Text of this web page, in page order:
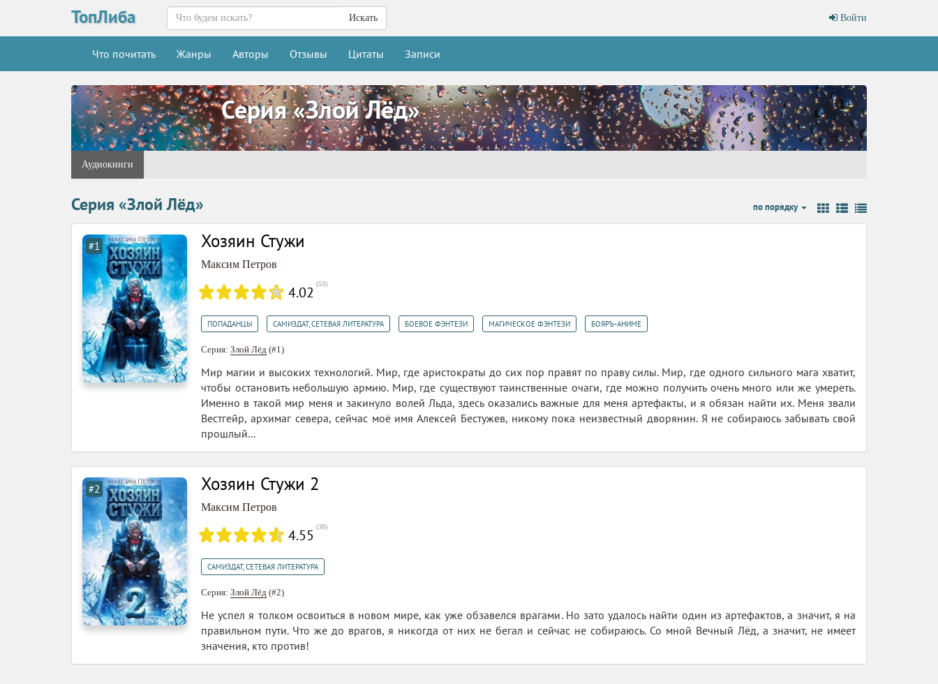
ТопЛиба Войти
Искать
Что почитать Жанры Авторы Отзывы Цитаты Записи
Серия «Злой Лёд»
Аудиокниги
Серия «Злой Лёд» по порядку
#1 Хозяин Стужи
Максим Петров
4.02 (53)
ПОПАДАНЦЫ САМИЗДАТ, СЕТЕВАЯ ЛИТЕРАТУРА БОЕВОЕ ФЭНТЕЗИ МАГИЧЕСКОЕ ФЭНТЕЗИ БОЯРЪ-АНИМЕ
Серия: Злой Лёд (#1)
Мир магии и высоких технологий. Мир, где аристократы до сих пор правят по праву силы. Мир, где одного сильного мага хватит,
чтобы остановить небольшую армию. Мир, где существуют таинственные очаги, где можно получить очень много или же умереть.
Именно в такой мир меня и закинуло волей Льда, здесь оказались важные для меня артефакты, и я обязан найти их. Меня звали
Вестгейр, архимаг севера, сейчас моё имя Алексей Бестужев, никому пока неизвестный дворянин. Я не собираюсь забывать свой
прошлый...
#2 Хозяин Стужи 2
Максим Петров
4.55 (38)
САМИЗДАТ, СЕТЕВАЯ ЛИТЕРАТУРА
Серия: Злой Лёд (#2)
Не успел я толком освоиться в новом мире, как уже обзавелся врагами. Но зато удалось найти один из артефактов, а значит, я на
правильном пути. Что же до врагов, я никогда от них не бегал и сейчас не собираюсь. Со мной Вечный Лёд, а значит, не имеет
значения, кто против!